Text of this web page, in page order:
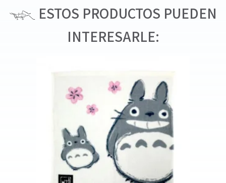
ESTOS PRODUCTOS PUEDEN
INTERESARLE: